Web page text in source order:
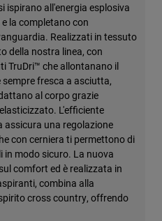
ispirano all'energia esplosiva
la completano con
Realizzati in tessuto
della nostra linea, con
TruDri™ che allontanano il
fresca a asciutta,
al corpo grazie
L'efficiente
assicura una regolazione
con cerniera ti permettono di
in modo sicuro. La nuova
comfort ed è realizzata in
combina alla
cross country, offrendo